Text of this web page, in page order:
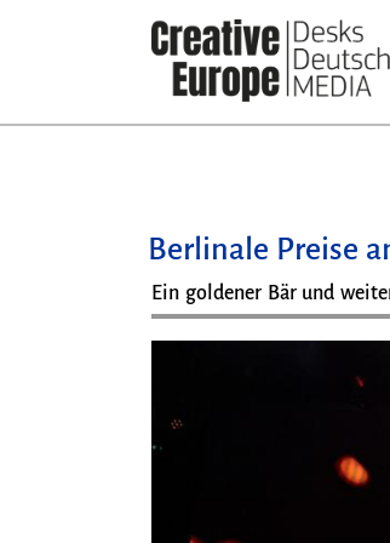
Berlinale Preise
Ein goldener Bär und